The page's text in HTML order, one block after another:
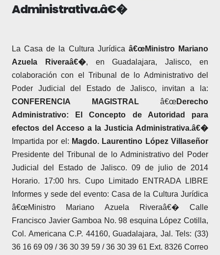
Administrativa.â€�
La Casa de la Cultura Jurí­dica â€œMinistro Mariano
Azuela Riveraâ€�, en Guadalajara, Jalisco, en
colaboración con el Tribunal de lo Administrativo del
Poder Judicial del Estado de Jalisco, invitan a la:
CONFERENCIA MAGISTRAL
â€œDerecho
Administrativo: El Concepto de Autoridad para
efectos del Acceso a la Justicia Administrativa.â€�
Impartida por el: Magdo. Laurentino López Villaseñor
Presidente del Tribunal de lo Administrativo del Poder
Judicial del Estado de Jalisco. 09 de julio de 2014
Horario. 17:00 hrs. Cupo Limitado ENTRADA LIBRE
Informes y sede del evento: Casa de la Cultura Jurí­dica
â€œMinistro Mariano Azuela Riveraâ€� Calle
Francisco Javier Gamboa No. 98 esquina López Cotilla,
Col. AmericanaC.P. 44160, Guadalajara, Jal.Tels: (33)
36 16 69 09 / 36 30 39 59 / 36 30 39 61 Ext. 8326 Correo